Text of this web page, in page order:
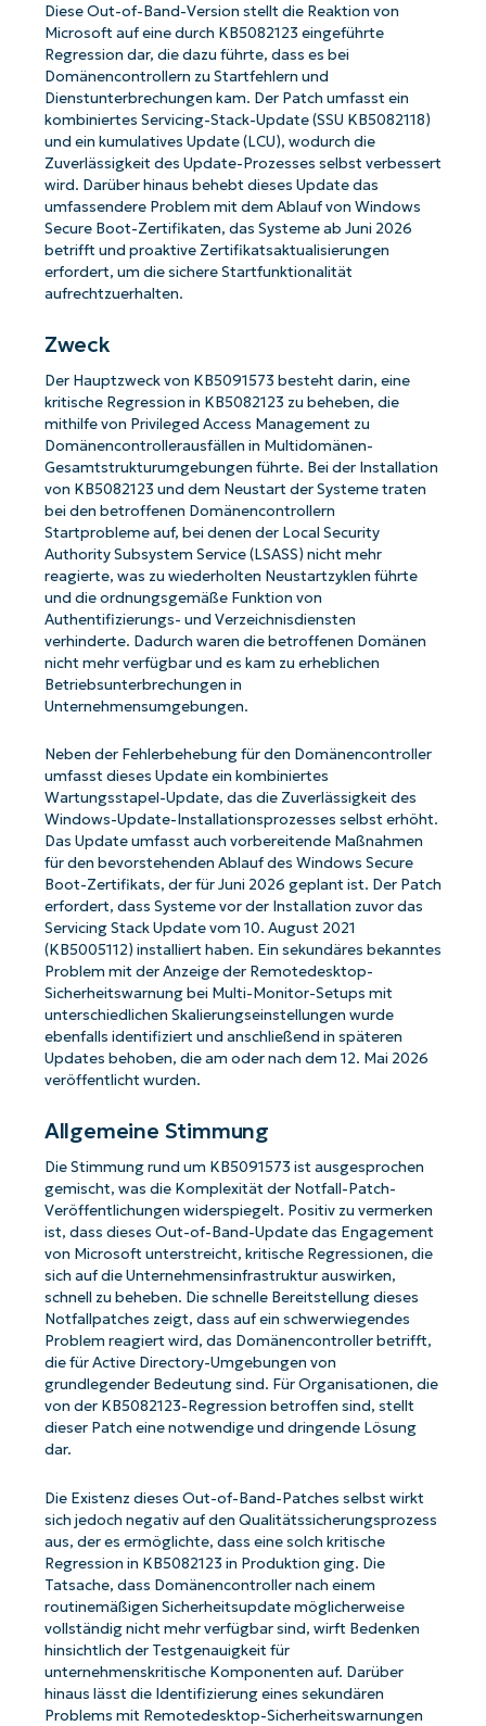
Diese Out-of-Band-Version stellt die Reaktion von
Microsoft auf eine durch KB5082123 eingeführte
Regression dar, die dazu führte, dass es bei
Domänencontrollern zu Startfehlern und
Dienstunterbrechungen kam. Der Patch umfasst ein
kombiniertes Servicing-Stack-Update (SSU KB5082118)
und ein kumulatives Update (LCU), wodurch die
Zuverlässigkeit des Update-Prozesses selbst verbessert
wird. Darüber hinaus behebt dieses Update das
umfassendere Problem mit dem Ablauf von Windows
Secure Boot-Zertifikaten, das Systeme ab Juni 2026
betrifft und proaktive Zertifikatsaktualisierungen
erfordert, um die sichere Startfunktionalität
aufrechtzuerhalten.
Zweck
Der Hauptzweck von KB5091573 besteht darin, eine
kritische Regression in KB5082123 zu beheben, die
mithilfe von Privileged Access Management zu
Domänencontrollerausfällen in Multidomänen-
Gesamtstrukturumgebungen führte. Bei der Installation
von KB5082123 und dem Neustart der Systeme traten
bei den betroffenen Domänencontrollern
Startprobleme auf, bei denen der Local Security
Authority Subsystem Service (LSASS) nicht mehr
reagierte, was zu wiederholten Neustartzyklen führte
und die ordnungsgemäße Funktion von
Authentifizierungs- und Verzeichnisdiensten
verhinderte. Dadurch waren die betroffenen Domänen
nicht mehr verfügbar und es kam zu erheblichen
Betriebsunterbrechungen in
Unternehmensumgebungen.
Neben der Fehlerbehebung für den Domänencontroller
umfasst dieses Update ein kombiniertes
Wartungsstapel-Update, das die Zuverlässigkeit des
Windows-Update-Installationsprozesses selbst erhöht.
Das Update umfasst auch vorbereitende Maßnahmen
für den bevorstehenden Ablauf des Windows Secure
Boot-Zertifikats, der für Juni 2026 geplant ist. Der Patch
erfordert, dass Systeme vor der Installation zuvor das
Servicing Stack Update vom 10. August 2021
(KB5005112) installiert haben. Ein sekundäres bekanntes
Problem mit der Anzeige der Remotedesktop-
Sicherheitswarnung bei Multi-Monitor-Setups mit
unterschiedlichen Skalierungseinstellungen wurde
ebenfalls identifiziert und anschließend in späteren
Updates behoben, die am oder nach dem 12. Mai 2026
veröffentlicht wurden.
Allgemeine Stimmung
Die Stimmung rund um KB5091573 ist ausgesprochen
gemischt, was die Komplexität der Notfall-Patch-
Veröffentlichungen widerspiegelt. Positiv zu vermerken
ist, dass dieses Out-of-Band-Update das Engagement
von Microsoft unterstreicht, kritische Regressionen, die
sich auf die Unternehmensinfrastruktur auswirken,
schnell zu beheben. Die schnelle Bereitstellung dieses
Notfallpatches zeigt, dass auf ein schwerwiegendes
Problem reagiert wird, das Domänencontroller betrifft,
die für Active Directory-Umgebungen von
grundlegender Bedeutung sind. Für Organisationen, die
von der KB5082123-Regression betroffen sind, stellt
dieser Patch eine notwendige und dringende Lösung
dar.
Die Existenz dieses Out-of-Band-Patches selbst wirkt
sich jedoch negativ auf den Qualitätssicherungsprozess
aus, der es ermöglichte, dass eine solch kritische
Regression in KB5082123 in Produktion ging. Die
Tatsache, dass Domänencontroller nach einem
routinemäßigen Sicherheitsupdate möglicherweise
vollständig nicht mehr verfügbar sind, wirft Bedenken
hinsichtlich der Testgenauigkeit für
unternehmenskritische Komponenten auf. Darüber
hinaus lässt die Identifizierung eines sekundären
Problems mit Remotedesktop-Sicherheitswarnungen